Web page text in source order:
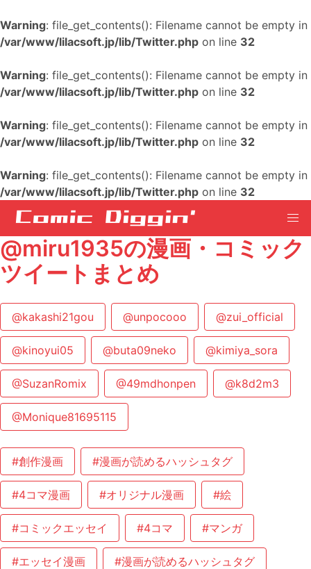
Warning: file_get_contents(): Filename cannot be empty in
/var/www/lilacsoft.jp/lib/Twitter.php on line 32
Warning: file_get_contents(): Filename cannot be empty in
/var/www/lilacsoft.jp/lib/Twitter.php on line 32
Warning: file_get_contents(): Filename cannot be empty in
/var/www/lilacsoft.jp/lib/Twitter.php on line 32
Warning: file_get_contents(): Filename cannot be empty in
/var/www/lilacsoft.jp/lib/Twitter.php on line 32
@miru1935の漫画・コミック
ツイートまとめ
@kakashi21gou @unpocooo @zui_official
@kinoyui05 @buta09neko @kimiya_sora
@SuzanRomix @49mdhonpen @k8d2m3
@Monique81695115
#創作漫画 #漫画が読めるハッシュタグ
#4コマ漫画 #オリジナル漫画 #絵
#コミックエッセイ #4コマ #マンガ
#エッセイ漫画 #漫画が読めるハッシュタグ